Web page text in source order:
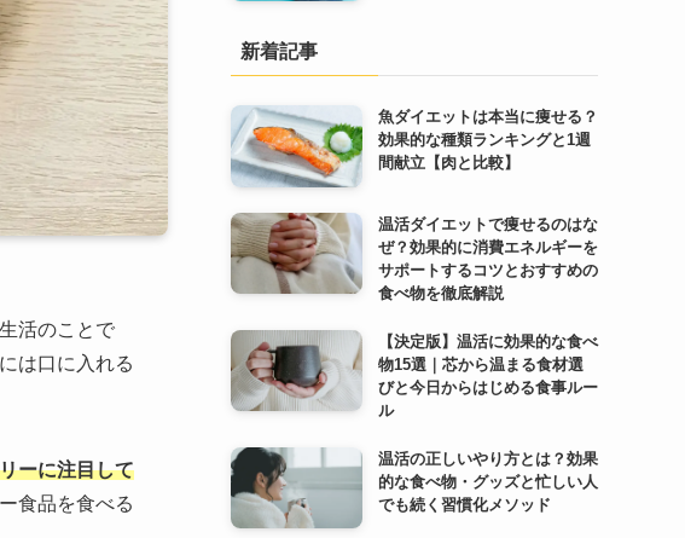
活のことで
は口に入れる
ーに注目して
食品を食べる
新着記事
魚ダイエットは本当に痩せる？
効果的な種類ランキングと1週
間献立【肉と比較】
温活ダイエットで痩せるのはな
ぜ？効果的に消費エネルギーを
サポートするコツとおすすめの
食べ物を徹底解説
【決定版】温活に効果的な食べ
物15選｜芯から温まる食材選
びと今日からはじめる食事ルー
ル
温活の正しいやり方とは？効果
的な食べ物・グッズと忙しい人
でも続く習慣化メソッド